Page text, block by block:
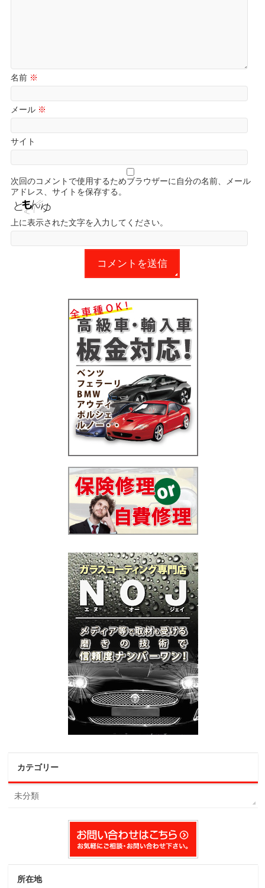
名前 ※
メール ※
サイト
次回のコメントで使用するためブラウザーに自分の名前、メール
アドレス、サイトを保存する。
上に表示された文字を入力してください。
カテゴリー
未分類
所在地